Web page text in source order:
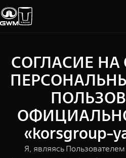
ВЫБОР АВТОМОБИЛЯ
Спецпредложения
ГАРАНТИЯ И ПОДДЕРЖКА
Гарантия
Помощь на дороге
О
ИНФОРМАЦИЯ
О нас
СОГЛАСИЕ НА
«korsgroup-
Я, являясь